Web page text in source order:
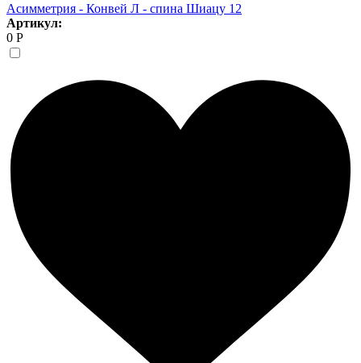
Асимметрия - Конвей Л - спина Шиацу 12
Артикул:
0 Р